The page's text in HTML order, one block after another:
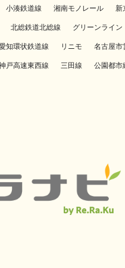
小湊鉄道線 湘南モノレール 新
北総鉄道北総線 グリーンライン
知環状鉄道線 リニモ 名古屋市
戸高速東西線 三田線 公園都市